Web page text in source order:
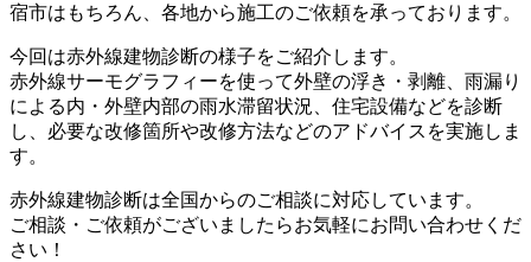
宿市はもちろん、各地から施工のご依頼を承っております。
今回は赤外線建物診断の様子をご紹介します。
赤外線サーモグラフィーを使って外壁の浮き・剥離、雨漏り
による内・外壁内部の雨水滞留状況、住宅設備などを診断
し、必要な改修箇所や改修方法などのアドバイスを実施しま
す。
赤外線建物診断は全国からのご相談に対応しています。
ご相談・ご依頼がございましたらお気軽にお問い合わせくだ
さい！